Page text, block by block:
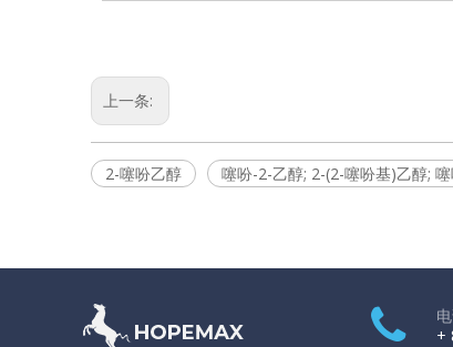
上一条:
2-噻吩乙醇 噻吩-2-乙醇; 2-(2-噻吩基)乙醇;
+